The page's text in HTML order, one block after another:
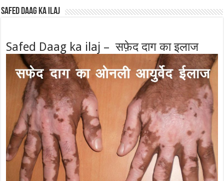
Safed Daag ka ilaj
Safed Daag ka ilaj – सफ़ेद दाग का इलाज